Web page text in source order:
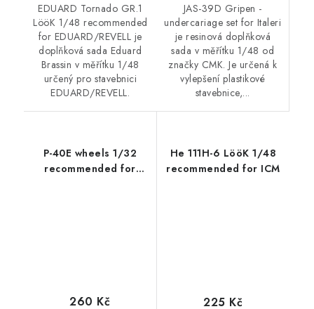
EDUARD Tornado GR.1
LööK 1/48 recommended
for EDUARD/REVELL je
doplňková sada Eduard
Brassin v měřítku 1/48
určený pro stavebnici
EDUARD/REVELL.
JAS-39D Gripen -
undercariage set for Italeri
je resinová doplňková
sada v měřítku 1/48 od
značky CMK. Je určená k
vylepšení plastikové
stavebnice,...
P-40E wheels 1/32
recommended for
260 Kč
He 111H-6 LööK 1/48
recommended for ICM
225 Kč